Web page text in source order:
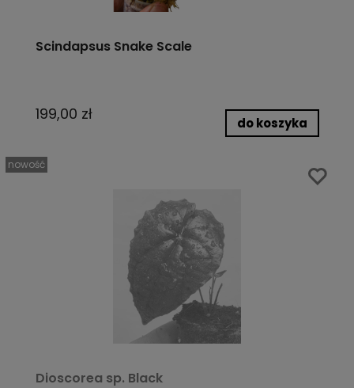
Scindapsus Snake Scale
199,00 zł do koszyka
Dioscorea sp. Black
nowość